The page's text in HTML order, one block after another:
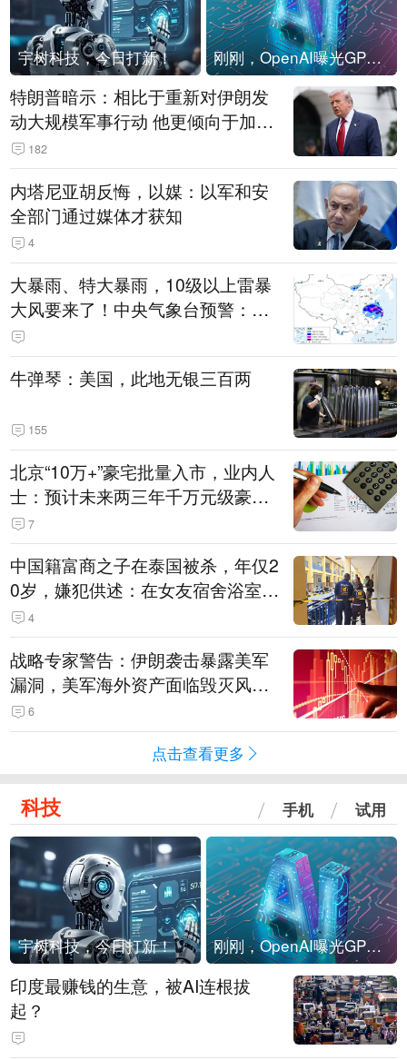
宇树科技，今日打新！ 刚刚，OpenAI曝光GPT-6！传10万亿参数，8月强行发布
特朗普暗示：相比于重新对伊朗发
动大规模军事行动 他更倾向于加大
经济施压
182
内塔尼亚胡反悔，以媒：以军和安
全部门通过媒体才获知
4
大暴雨、特大暴雨，10级以上雷暴
大风要来了！中央气象台预警：今
天到明天，浙江、安徽有特大暴雨
牛弹琴：美国，此地无银三百两
155
北京“10万+”豪宅批量入市，业内人
士：预计未来两三年千万元级豪宅
潜在供应达万套！谁在买单？
7
中国籍富商之子在泰国被杀，年仅2
0岁，嫌犯供述：在女友宿舍浴室发
现他，持刀询问身份时发生拉扯
4
战略专家警告：伊朗袭击暴露美军
漏洞，美军海外资产面临毁灭风
险！
6
点击查看更多
科技 手机 试用
宇树科技，今日打新！ 刚刚，OpenAI曝光GPT-6！传10万亿参数，8月强行发布
印度最赚钱的生意，被AI连根拔
起？